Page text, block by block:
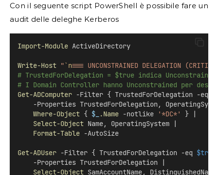
Con il seguente script PowerShell è possibile fare un
audit delle deleghe Kerberos
Import-Module ActiveDirectory
Write-Host "`n=== UNCONSTRAINED DELEGATION
# TrustedForDelegation = $true indica
# I Domain Controller hanno Unconstrained per
Get-ADComputer -Filter { TrustedForDelegation -eq
-Properties TrustedForDelegation,
Where-Object { $_ .Name -notlike '*DC*'
} |
Select-Object Name, OperatingSystem |
Format-Table -AutoSize
Get-ADUser -Filter { TrustedForDelegation -eq $true
    -Properties TrustedForDelegation |
Select-Object SamAccountName,